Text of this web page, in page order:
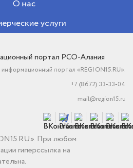
О нас
услуги
портал «REGION15.RU».
+7 (8672) 33-33-04
mail@region15.ru
При любом
гиперссылка на